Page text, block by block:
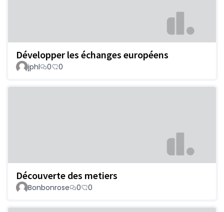
Développer les échanges européens
jphl 0 0
Découverte des metiers
Bonbonrose 0 0